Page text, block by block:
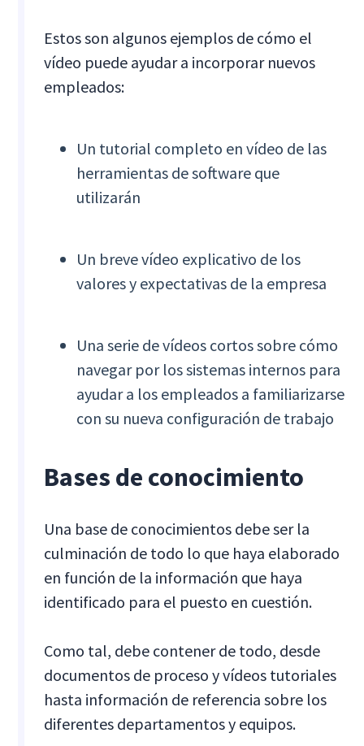
Estos son algunos ejemplos de cómo el
vídeo puede ayudar a incorporar nuevos
empleados:
Un tutorial completo en vídeo de las
herramientas de software que
utilizarán
Un breve vídeo explicativo de los
valores y expectativas de la empresa
Una serie de vídeos cortos sobre cómo
navegar por los sistemas internos para
ayudar a los empleados a familiarizarse
con su nueva configuración de trabajo
Bases de conocimiento
Una base de conocimientos debe ser la
culminación de todo lo que haya elaborado
en función de la información que haya
identificado para el puesto en cuestión.
Como tal, debe contener de todo, desde
documentos de proceso y vídeos tutoriales
hasta información de referencia sobre los
diferentes departamentos y equipos.